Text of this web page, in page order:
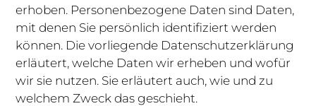
erhoben. Personenbezogene Daten sind Daten,
mit denen Sie persönlich identifiziert werden
können. Die vorliegende Datenschutzerklärung
erläutert, welche Daten wir erheben und wofür
wir sie nutzen. Sie erläutert auch, wie und zu
welchem Zweck das geschieht.